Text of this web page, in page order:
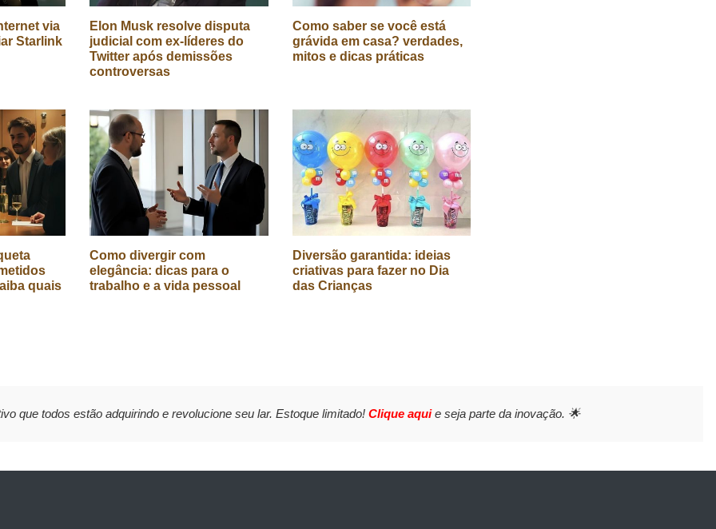
via
Starlink
Elon Musk resolve disputa
judicial com ex-líderes do
Twitter após demissões
controversas
Como saber se você está
grávida em casa? verdades,
mitos e dicas práticas
quais
Como divergir com
elegância: dicas para o
trabalho e a vida pessoal
Diversão garantida: ideias
criativas para fazer no Dia
das Crianças
que todos estão adquirindo e revolucione seu lar. Estoque limitado! Clique aquie seja parte da inovação. 🌟